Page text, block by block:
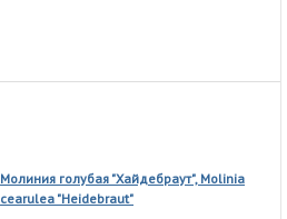
Молиния голубая "Хайдебраут", Molinia
cearulea "Heidebraut"